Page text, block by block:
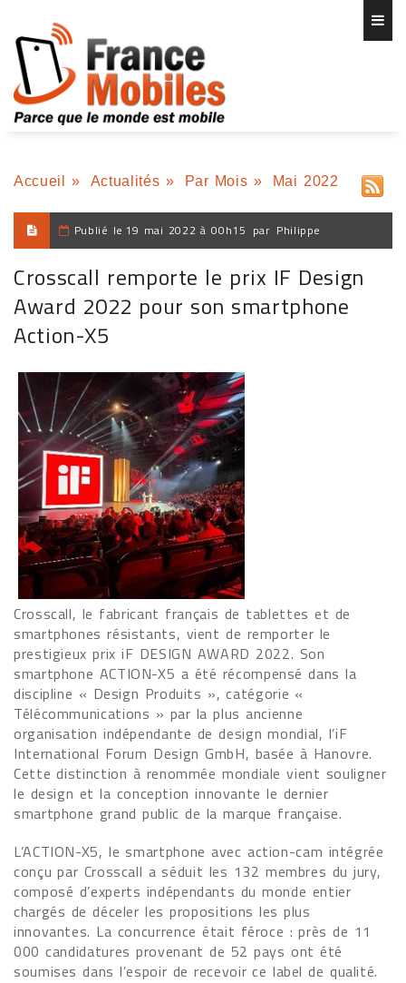
Accueil » Actualités » Par Mois » Mai 2022
Publié le 19 mai 2022 à 00h15 par Philippe
Crosscall remporte le prix IF Design
Award 2022 pour son smartphone
Action-X5
Crosscall, le fabricant français de tablettes et de
smartphones résistants, vient de remporter le
prestigieux prix iF DESIGN AWARD 2022. Son
smartphone ACTION-X5 a été récompensé dans la
discipline « Design Produits », catégorie «
Télécommunications » par la plus ancienne
organisation indépendante de design mondial, l’iF
International Forum Design GmbH, basée à Hanovre.
Cette distinction à renommée mondiale vient souligner
le design et la conception innovante le dernier
smartphone grand public de la marque française.
L’ACTION-X5, le smartphone avec action-cam intégrée
conçu par Crosscall a séduit les 132 membres du jury,
composé d’experts indépendants du monde entier
chargés de déceler les propositions les plus
innovantes. La concurrence était féroce : près de 11
000 candidatures provenant de 52 pays ont été
soumises dans l’espoir de recevoir ce label de qualité.